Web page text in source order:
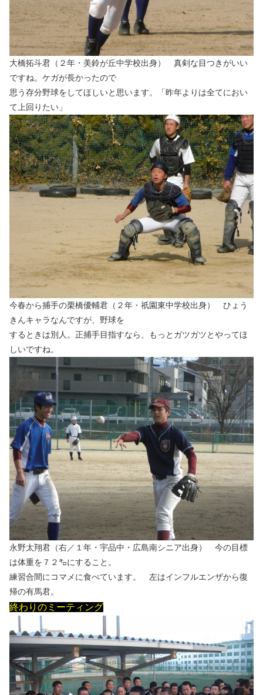
大橋拓斗君（２年・美鈴が丘中学校出身） 真剣な目つきがいい
ですね。ケガが長かったので
思う存分野球をしてほしいと思います。「昨年よりは全てにおい
て上回りたい」
今春から捕手の栗橋優輔君（２年・祇園東中学校出身） ひょう
きんキャラなんですが、野球を
するときは別人。正捕手目指すなら、もっとガツガツとやってほ
しいですね。
永野太翔君（右／１年・宇品中・広島南シニア出身） 今の目標
は体重を７２㌔にすること。
練習合間にコマメに食べています。 左はインフルエンザから復
帰の有馬君。
終わりのミーティング